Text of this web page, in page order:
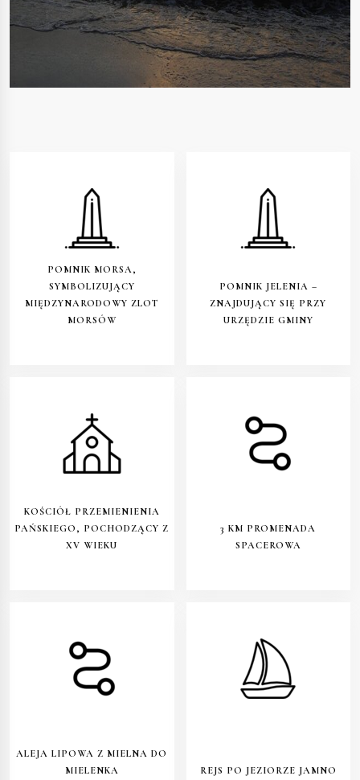
POMNIK MORSA,
SYMBOLIZUJĄCY
MIĘDZYNARODOWY ZLOT
MORSÓW
POMNIK JELENIA –
ZNAJDUJĄCY SIĘ PRZY
URZĘDZIE GMINY
KOŚCIÓŁ PRZEMIENIENIA
PAŃSKIEGO, POCHODZĄCY Z
XV WIEKU
3 KM PROMENADA
SPACEROWA
ALEJA LIPOWA Z MIELNA DO
MIELENKA
REJS PO JEZIORZE JAMNO